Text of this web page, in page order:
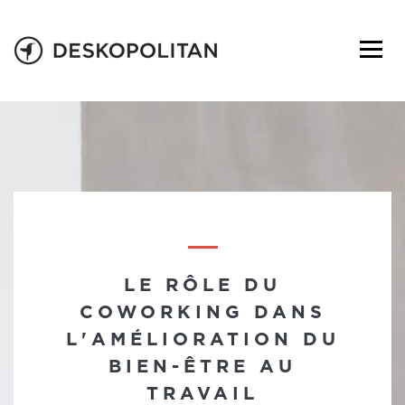
LE RÔLE DU
COWORKING DANS
L'AMÉLIORATION DU
BIEN-ÊTRE AU
TRAVAIL